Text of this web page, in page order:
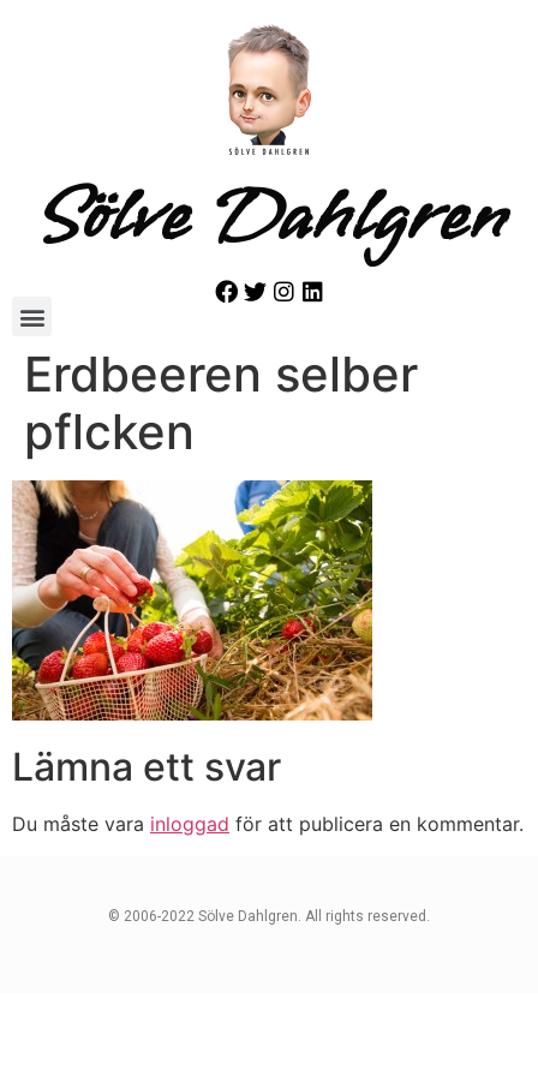
Sölve Dahlgren
Erdbeeren selber
pflcken
Lämna ett svar
Du måste vara inloggad för att publicera en kommentar.
© 2006-2022 Sölve Dahlgren. All rights reserved.